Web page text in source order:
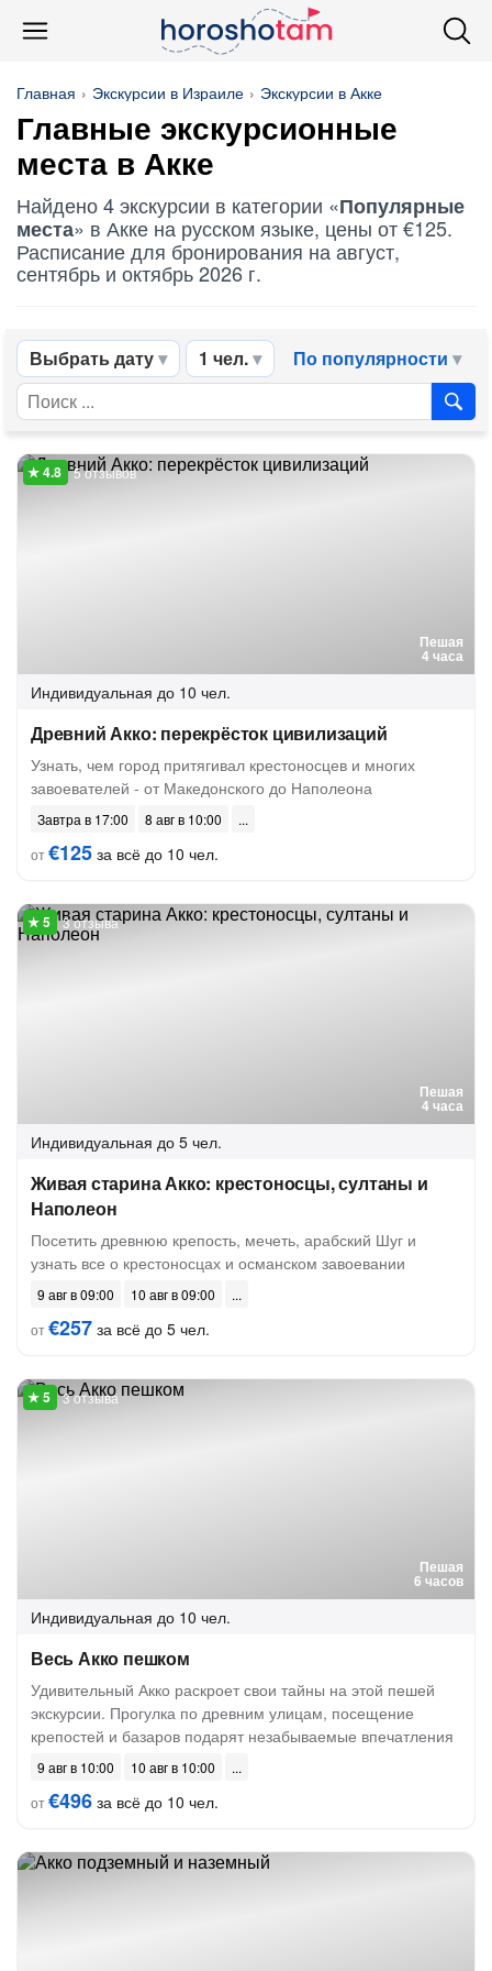
Главная Экскурсии в Израиле Экскурсии в Акке
Главные экскурсионные
места в Акке
Найдено 4 экскурсии в категории «Популярные
места» в Акке на русском языке, цены от €125.
Расписание для бронирования на август,
сентябрь и октябрь 2026 г.
Выбрать дату 1 чел. По популярности
Пешая
4 часа
5 отзывов
Индивидуальная до 10 чел.
Древний Акко: перекрёсток цивилизаций
Узнать, чем город притягивал крестоносцев и многих
завоевателей - от Македонского до Наполеона
Завтра в 17:00
8 авг в 10:00
от€125 за всё до 10 чел.
Пешая
4 часа
3 отзыва
Индивидуальная до 5 чел.
Живая старина Акко: крестоносцы, султаны и
Наполеон
Посетить древнюю крепость, мечеть, арабский Шуг и
узнать все о крестоносцах и османском завоевании
9 авг в 09:00
10 авг в 09:00
от€257 за всё до 5 чел.
Пешая
6 часов
3 отзыва
Индивидуальная до 10 чел.
Весь Акко пешком
Удивительный Акко раскроет свои тайны на этой пешей
экскурсии. Прогулка по древним улицам, посещение
крепостей и базаров подарят незабываемые впечатления
9 авг в 10:00
10 авг в 10:00
от€496 за всё до 10 чел.